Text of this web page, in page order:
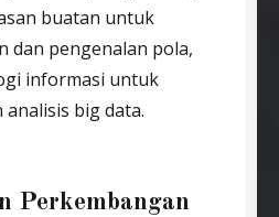
buatan untuk
dan pengenalan pola,
informasi untuk
analisis big data.
Perkembangan